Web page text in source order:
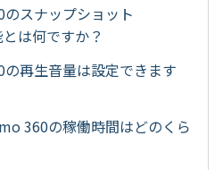
のスナップショット
は何ですか？
の再生音量は設定できます
360の稼働時間はどのくら